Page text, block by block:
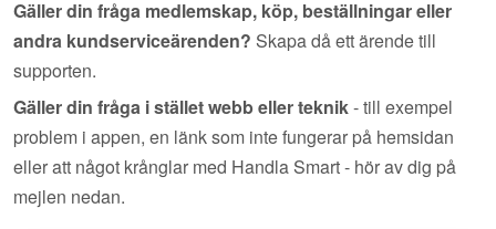
Gäller din fråga medlemskap, köp, beställningar eller
andra kundserviceärenden? Skapa då ett ärende till
supporten.
Gäller din fråga i stället webb eller teknik- till exempel
problem i appen, en länk som inte fungerar på hemsidan
eller att något krånglar med Handla Smart - hör av dig på
mejlen nedan.